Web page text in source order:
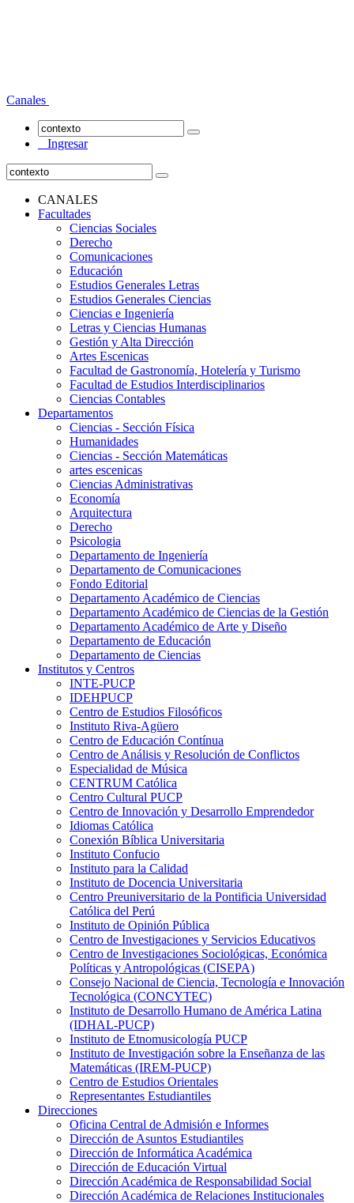
Canales
Ingresar
CANALES
Facultades
Ciencias Sociales
Derecho
Comunicaciones
Educación
Estudios Generales Letras
Estudios Generales Ciencias
Ciencias e Ingeniería
Letras y Ciencias Humanas
Gestión y Alta Dirección
Artes Escenicas
Facultad de Gastronomía, Hotelería y Turismo
Facultad de Estudios Interdisciplinarios
Ciencias Contables
Departamentos
Ciencias - Sección Física
Humanidades
Ciencias - Sección Matemáticas
artes escenicas
Ciencias Administrativas
Economía
Arquitectura
Derecho
Psicologia
Departamento de Ingeniería
Departamento de Comunicaciones
Fondo Editorial
Departamento Académico de Ciencias
Departamento Académico de Ciencias de la Gestión
Departamento Académico de Arte y Diseño
Departamento de Educación
Departamento de Ciencias
Institutos y Centros
INTE-PUCP
IDEHPUCP
Centro de Estudios Filosóficos
Instituto Riva-Agüero
Centro de Educación Contínua
Centro de Análisis y Resolución de Conflictos
Especialidad de Música
CENTRUM Católica
Centro Cultural PUCP
Centro de Innovación y Desarrollo Emprendedor
Idiomas Católica
Conexión Bíblica Universitaria
Instituto Confucio
Instituto para la Calidad
Instituto de Docencia Universitaria
Centro Preuniversitario de la Pontificia Universidad
Católica del Perú
Instituto de Opinión Pública
Centro de Investigaciones y Servicios Educativos
Centro de Investigaciones Sociológicas, Económica
Políticas y Antropológicas (CISEPA)
Consejo Nacional de Ciencia, Tecnología e Innovación
Tecnológica (CONCYTEC)
Instituto de Desarrollo Humano de América Latina
(IDHAL-PUCP)
Instituto de Etnomusicología PUCP
Instituto de Investigación sobre la Enseñanza de las
Matemáticas (IREM-PUCP)
Centro de Estudios Orientales
Representantes Estudiantiles
Direcciones
Oficina Central de Admisión e Informes
Dirección de Asuntos Estudiantiles
Dirección de Informática Académica
Dirección de Educación Virtual
Dirección Académica de Responsabilidad Social
Dirección Académica de Relaciones Institucionales